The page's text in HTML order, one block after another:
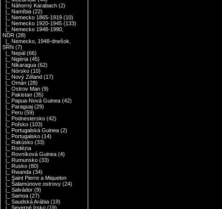
|_ Náhorný Karabach (2)
|_ Namíbia (22)
|_ Nemecko 1865-1919 (10)
|_ Nemecko 1920-1945 (133)
|_ Nemecko 1948-1990,
NDR (28)
|_ Nemecko, 1948-dnešok,
SRN (7)
|_ Nepál (66)
|_ Nigéria (45)
|_ Nikaragua (62)
|_ Nórsko (10)
|_ Nový Zéland (17)
|_ Omán (28)
|_ Ostrov Man (9)
|_ Pakistan (35)
|_ Papua-Nová Guinea (42)
|_ Paraguaj (29)
|_ Peru (59)
|_ Podnestersko (42)
|_ Poľsko (103)
|_ Portugalská Guinea (2)
|_ Portugalsko (14)
|_ Rakúsko (33)
|_ Rodézia
|_ Rovníková Guinea (4)
|_ Rumunsko (33)
|_ Rusko (80)
|_ Rwanda (34)
|_ Saint Pierre a Miquelon
|_ Šalamúnove ostrovy (24)
|_ Salvádor (9)
|_ Samoa (27)
|_ Saudská Arábia (19)
|_ Severné Írsko (19)